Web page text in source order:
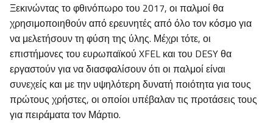
Ξεκινώντας το φθινόπωρο του 2017, οι παλμοί θα
χρησιμοποιηθούν από ερευνητές από όλο τον κόσμο για
να μελετήσουν τη φύση της ύλης. Μέχρι τότε, οι
επιστήμονες του ευρωπαϊκού XFEL και του DESY θα
εργαστούν για να διασφαλίσουν ότι οι παλμοί είναι
συνεχείς και με την υψηλότερη δυνατή ποιότητα για τους
πρώτους χρήστες, οι οποίοι υπέβαλαν τις προτάσεις τους
για πειράματα τον Μάρτιο.